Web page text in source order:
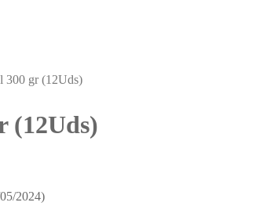
300 gr (12Uds)
(12Uds)
2024)